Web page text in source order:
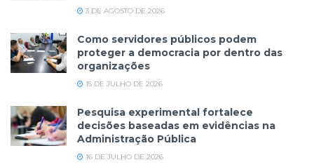
3 DE AGOSTO DE 2026
Como servidores públicos podem
proteger a democracia por dentro das
organizações
15 DE JULHO DE 2026
Pesquisa experimental fortalece
decisões baseadas em evidências na
Administração Pública
16 DE JULHO DE 2026